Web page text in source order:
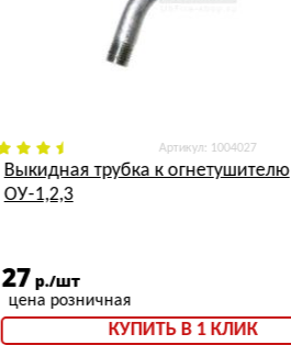
: 1004027
Выкидная трубка к огнетушителю
ОУ-1,2,3
27 р./шт
КУПИТЬ В 1 КЛИК